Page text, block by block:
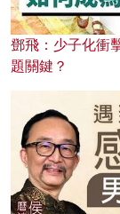
鄧飛：少子化衝
題關鍵？